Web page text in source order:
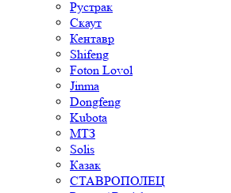
Рустрак
Скаут
Кентавр
Shifeng
Foton Lovol
Jinma
Dongfeng
Kubota
МТЗ
Solis
Казак
СТАВРОПОЛЕЦ